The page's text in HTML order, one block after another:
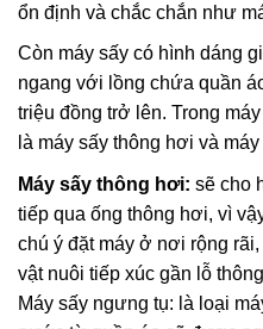
ổn định và chắc chắn như
Còn máy sấy có hình dáng
ngang với lồng chứa quần
triệu đồng trở lên. Trong
là máy sấy thông hơi và
Máy sấy thông hơi: sẽ cho
tiếp qua ống thông hơi, vì
chú ý đặt máy ở nơi rộng
vật nuôi tiếp xúc gần lỗ
Máy sấy ngưng tụ: là loại